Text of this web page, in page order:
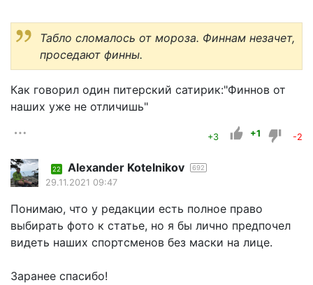
Табло сломалось от мороза. Финнам незачет,
проседают финны.
Как говорил один питерский сатирик:"Финнов от
наших уже не отличишь"
+3 +1 -2
22 Alexander Kotelnikov 692
29.11.2021 09:47
Понимаю, что у редакции есть полное право
выбирать фото к статье, но я бы лично предпочел
видеть наших спортсменов без маски на лице.
Заранее спасибо!